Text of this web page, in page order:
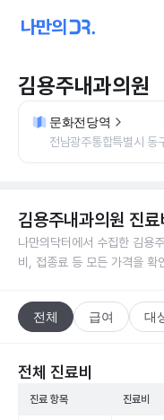
김용주내과의원
문화전당역
전남광주통합특별시 동
김용주내과의원 진료
나만의닥터에서 수집한 김용
비, 접종료 등 모든 가격을 확
전체 급여 대
전체 진료비
진료 항목 진료비